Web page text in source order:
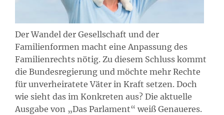
Der Wandel der Gesellschaft und der
Familienformen macht eine Anpassung des
Familienrechts nötig. Zu diesem Schluss kommt
die Bundesregierung und möchte mehr Rechte
für unverheiratete Väter in Kraft setzen. Doch
wie sieht das im Konkreten aus? Die aktuelle
Ausgabe von „Das Parlament“ weiß Genaueres.